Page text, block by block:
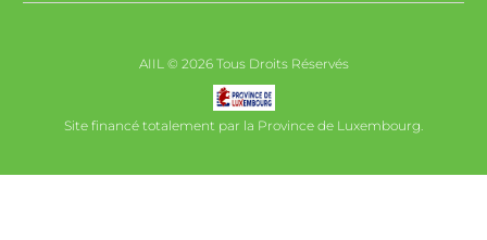
AIIL © 2026 Tous Droits Réservés
Site financé totalement par la Province de Luxembourg.